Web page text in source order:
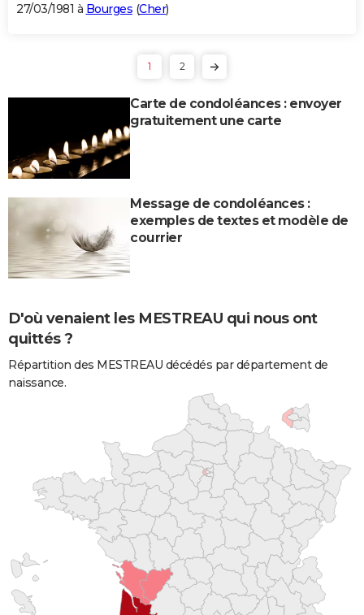
27/03/1981 à Bourges (Cher)
1 2
Carte de condoléances : envoyer
gratuitement une carte
Message de condoléances :
exemples de textes et modèle de
courrier
D'où venaient les MESTREAU qui nous ont
quittés ?
Répartition des MESTREAU décédés par département de
naissance.